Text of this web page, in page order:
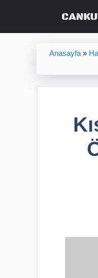
Anasayfa »